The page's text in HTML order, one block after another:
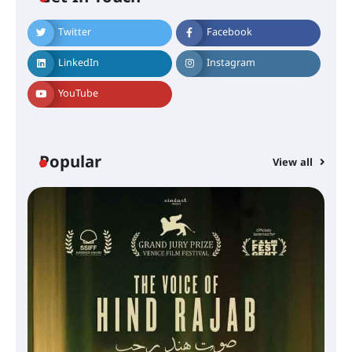
Twitter Facebook
LinkedIn Instagram
YouTube
Popular View all
സെന്റ് ജോസഫ്സ് കോളജ്
തുടക്കമായി
കോമേഴ്സ് എക്സ്പോയുമായി